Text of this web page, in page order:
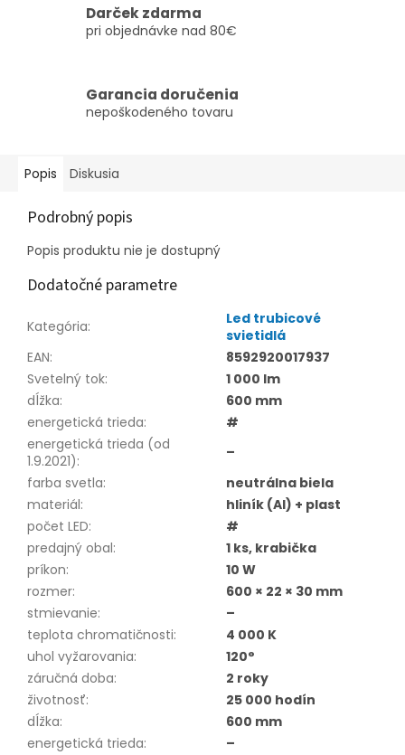
Darček zdarma
pri objednávke nad 80€
Garancia doručenia
nepoškodeného tovaru
Popis Diskusia
Podrobný popis
Popis produktu nie je dostupný
Dodatočné parametre
Kategória:
Led trubicové
svietidlá
EAN:
8592920017937
Svetelný tok:
1 000 lm
dĺžka:
600 mm
energetická trieda:
#
energetická trieda (od
1.9.2021):
–
farba svetla:
neutrálna biela
materiál:
hliník (Al) + plast
počet LED:
#
predajný obal:
1 ks, krabička
príkon:
10 W
rozmer:
600 × 22 × 30 mm
stmievanie:
–
teplota chromatičnosti:
4 000 K
uhol vyžarovania:
120°
záručná doba:
2 roky
životnosť:
25 000 hodín
dĺžka:
600 mm
energetická trieda:
–